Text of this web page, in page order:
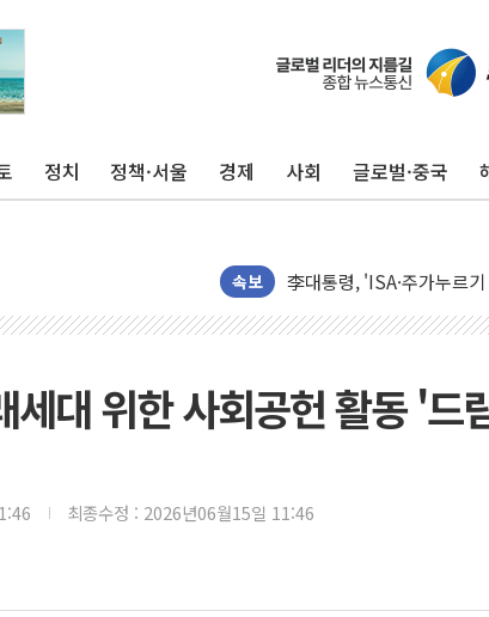
정치 정책·서울 경제 사회 글로벌·중국
속보
청양 밭에서 일하던 90대
李대통령, 'ISA·주가누르
'호우 특보' 경북 울진 시간
오세훈 "용산공원 주택 검
충북 주말 무더위 지속…청
민주당, 오늘 제주·인천 경
뉴욕증시, 고용 쇼크에 금
트럼프, 쿡 연준 이사 해
세대 위한 사회공헌 활동 '드
최종수정 : 2026년06월15일 11:46